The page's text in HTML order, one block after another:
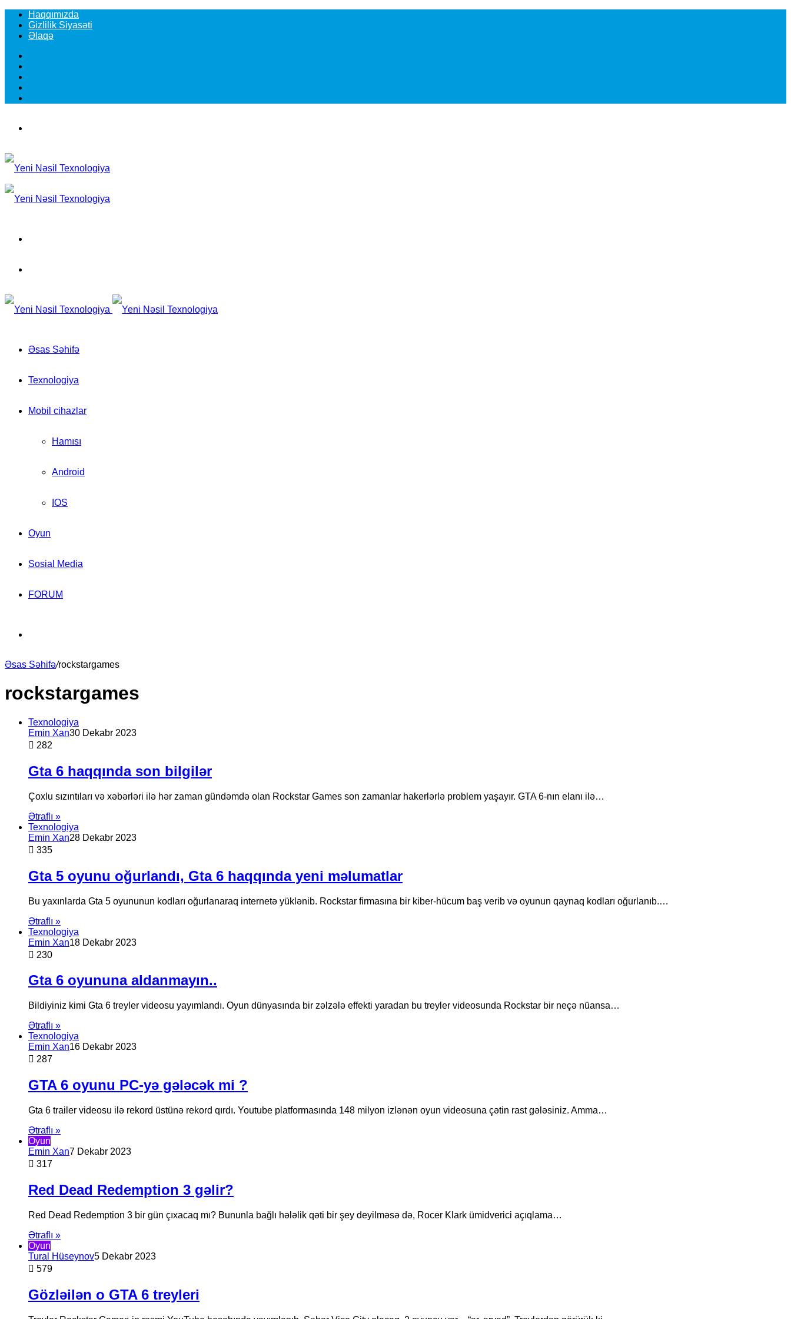
Haqqımızda
Gizlilik Siyasəti
Əlaqə
Əsas Səhifə
Texnologiya
Mobil cihazlar
Hamısı
Android
IOS
Oyun
Sosial Media
FORUM
for
Əsas Səhifə/rockstargames
rockstargames
Texnologiya
Emin Xan30 Dekabr 2023
282
Gta 6 haqqında son bilgilər
Çoxlu sızıntıları və xəbərləri ilə hər zaman gündəmdə olan Rockstar Games son zamanlar hakerlərlə problem yaşayır. GTA 6-nın elanı ilə…
Ətraflı »
Texnologiya
Emin Xan28 Dekabr 2023
335
Gta 5 oyunu oğurlandı, Gta 6 haqqında yeni məlumatlar
Bu yaxınlarda Gta 5 oyununun kodları oğurlanaraq internetə yüklənib. Rockstar firmasına bir kiber-hücum baş verib və oyunun qaynaq kodları oğurlanıb.…
Ətraflı »
Texnologiya
Emin Xan18 Dekabr 2023
230
Gta 6 oyununa aldanmayın..
Bildiyiniz kimi Gta 6 treyler videosu yayımlandı. Oyun dünyasında bir zəlzələ effekti yaradan bu treyler videosunda Rockstar bir neçə nüansa…
Ətraflı »
Texnologiya
Emin Xan16 Dekabr 2023
287
GTA 6 oyunu PC-yə gələcək mi ?
Gta 6 trailer videosu ilə rekord üstünə rekord qırdı. Youtube platformasında 148 milyon izlənən oyun videosuna çətin rast gələsiniz. Amma…
Ətraflı »
Oyun
Emin Xan7 Dekabr 2023
317
Red Dead Redemption 3 gəlir?
Red Dead Redemption 3 bir gün çıxacaq mı? Bununla bağlı hələlik qəti bir şey deyilməsə də, Rocer Klark ümidverici açıqlama…
Ətraflı »
Oyun
Tural Hüseynov5 Dekabr 2023
579
Gözləilən o GTA 6 treyleri